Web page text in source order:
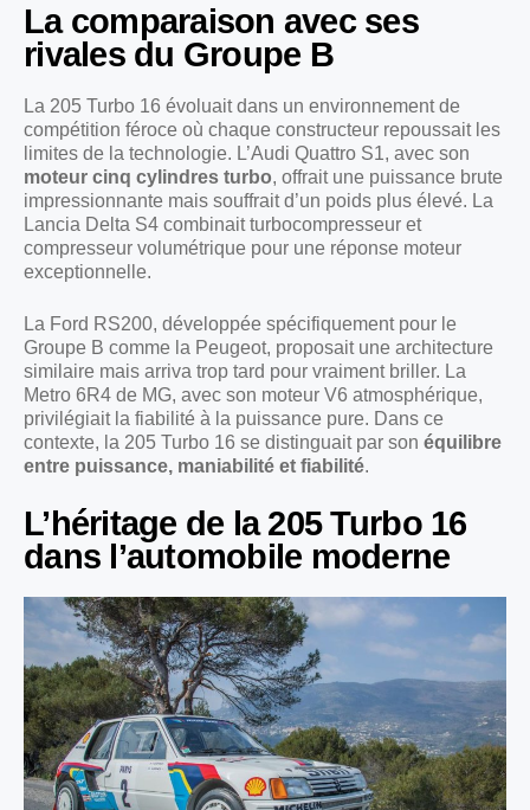
La comparaison avec ses
rivales du Groupe B
La 205 Turbo 16 évoluait dans un environnement de
compétition féroce où chaque constructeur repoussait les
limites de la technologie. L’Audi Quattro S1, avec son
moteur cinq cylindres turbo, offrait une puissance brute
impressionnante mais souffrait d’un poids plus élevé. La
Lancia Delta S4 combinait turbocompresseur et
compresseur volumétrique pour une réponse moteur
exceptionnelle.
La Ford RS200, développée spécifiquement pour le
Groupe B comme la Peugeot, proposait une architecture
similaire mais arriva trop tard pour vraiment briller. La
Metro 6R4 de MG, avec son moteur V6 atmosphérique,
privilégiait la fiabilité à la puissance pure. Dans ce
contexte, la 205 Turbo 16 se distinguait par son équilibre
entre puissance, maniabilité et fiabilité.
L’héritage de la 205 Turbo 16
dans l’automobile moderne